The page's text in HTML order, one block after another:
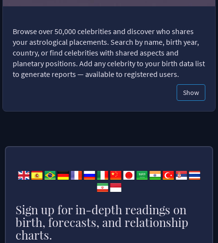
Browse over 50,000 celebrities and discover who shares
your astrological placements. Search by name, birth year,
country, or find celebrities with shared aspects and
planetary positions. Add any celebrity to your birth data list
to generate reports — available to registered users.
Show
Sign up for in-depth readings on
birth, forecasts, and relationship
charts.